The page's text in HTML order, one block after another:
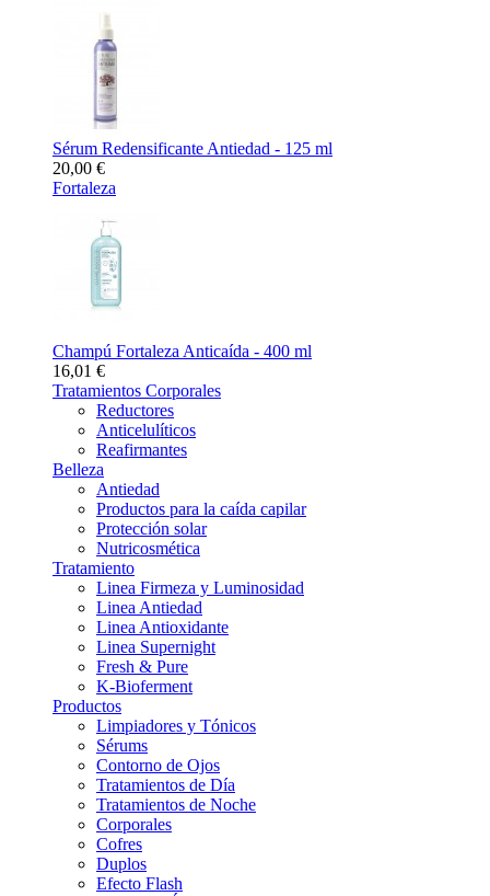
Sérum Redensificante Antiedad - 125 ml
20,00 €
Fortaleza
Champú Fortaleza Anticaída - 400 ml
16,01 €
Tratamientos Corporales
Reductores
Anticelulíticos
Reafirmantes
Belleza
Antiedad
Productos para la caída capilar
Protección solar
Nutricosmética
Tratamiento
Linea Firmeza y Luminosidad
Linea Antiedad
Linea Antioxidante
Linea Supernight
Fresh & Pure
K-Bioferment
Productos
Limpiadores y Tónicos
Sérums
Contorno de Ojos
Tratamientos de Día
Tratamientos de Noche
Corporales
Cofres
Duplos
Efecto Flash